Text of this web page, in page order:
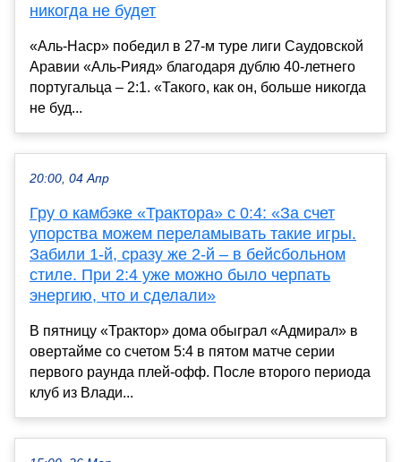
никогда не будет
«Аль-Наср» победил в 27-м туре лиги Саудовской
Аравии «Аль-Рияд» благодаря дублю 40-летнего
португальца – 2:1. «Такого, как он, больше никогда
не буд...
20:00, 04 Апр
Гру о камбэке «Трактора» с 0:4: «За счет
упорства можем переламывать такие игры.
Забили 1-й, сразу же 2-й – в бейсбольном
стиле. При 2:4 уже можно было черпать
энергию, что и сделали»
В пятницу «Трактор» дома обыграл «Адмирал» в
овертайме со счетом 5:4 в пятом матче серии
первого раунда плей‑офф. После второго периода
клуб из Влади...